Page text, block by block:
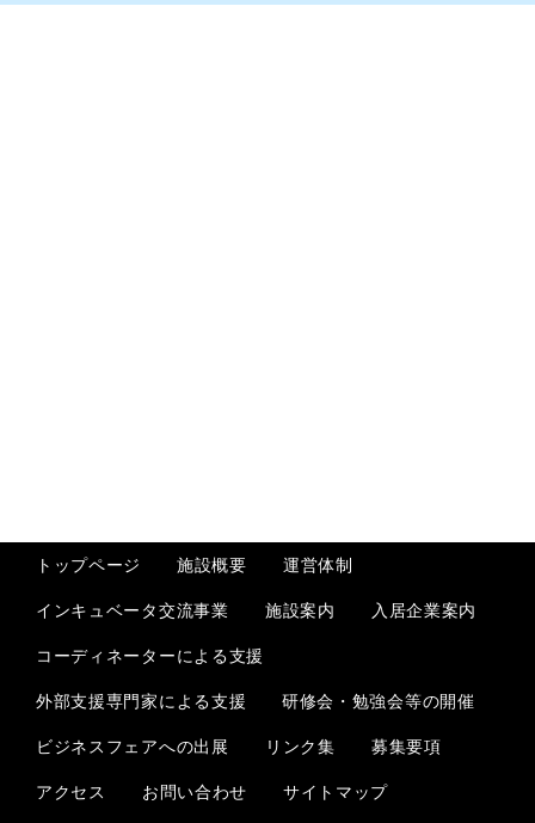
トップページ 施設概要 運営体制
インキュベータ交流事業 施設案内 入居企業案内
コーディネーターによる支援
外部支援専門家による支援 研修会・勉強会等の開催
ビジネスフェアへの出展 リンク集 募集要項
アクセス お問い合わせ サイトマップ